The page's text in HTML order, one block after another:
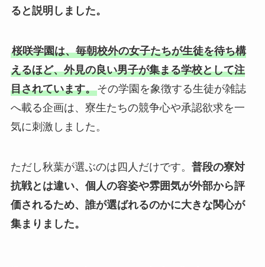
ると説明しました。
桜咲学園は、毎朝校外の女子たちが生徒を待ち構
えるほど、外見の良い男子が集まる学校として注
目されています。その学園を象徴する生徒が雑誌
へ載る企画は、寮生たちの競争心や承認欲求を一
気に刺激しました。
ただし秋葉が選ぶのは四人だけです。 普段の寮対
抗戦とは違い、個人の容姿や雰囲気が外部から評
価されるため、誰が選ばれるのかに大きな関心が
集まりました。